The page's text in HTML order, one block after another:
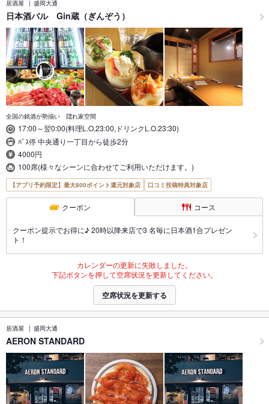
居酒屋 盛岡大通
日本酒バル Gin蔵（ぎんぞう）
全国の銘酒が勢揃い 隠れ家空間
17:00～翌0:00(料理L.O.23:00,ドリンクL.O.23:30)
ﾊﾞｽ停 中央通り一丁目から徒歩2分
4000円
100席(様々なシーンに合わせてご利用いただけます。)
【アプリ予約限定】最大800ポイント還元対象店 口コミ投稿特典対象店
クーポン コース
クーポン提示でお得に♪ 20時以降来店で3 名毎に日本酒1合プレゼン
ト！
カレンダーの更新に失敗しました。
下記ボタンを押して空席状況を更新してください。
空席状況を更新する
居酒屋 盛岡大通
AERON STANDARD